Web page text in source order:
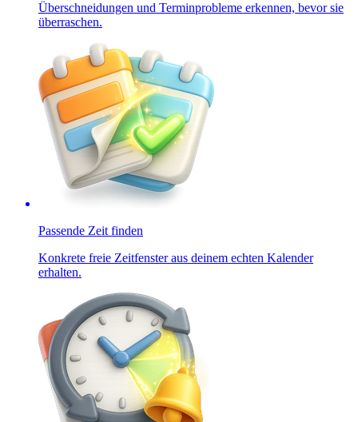
Überschneidungen und Terminprobleme erkennen, bevor sie
überraschen.
Passende Zeit finden
Konkrete freie Zeitfenster aus deinem echten Kalender
erhalten.